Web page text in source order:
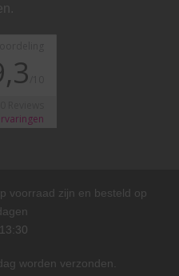
voorraad zijn en besteld op
worden verzonden.